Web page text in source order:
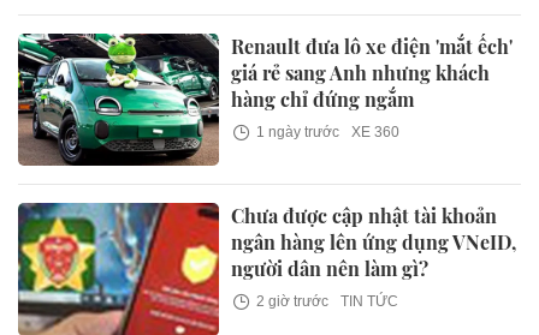
Renault đưa lô xe điện 'mắt ếch'
giá rẻ sang Anh nhưng khách
hàng chỉ đứng ngắm
1 ngày trước XE 360
Chưa được cập nhật tài khoản
ngân hàng lên ứng dụng VNeID,
người dân nên làm gì?
2 giờ trước TIN TỨC